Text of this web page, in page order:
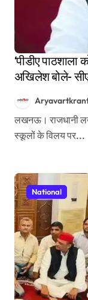
‘पीडीए
अखिलेश बोले-
लखनऊ। राजधानी लखनऊ में मंगलवार को सपा अध्यक्ष अखिलेश यादव ने
स्कूलों के विलय पर...
National